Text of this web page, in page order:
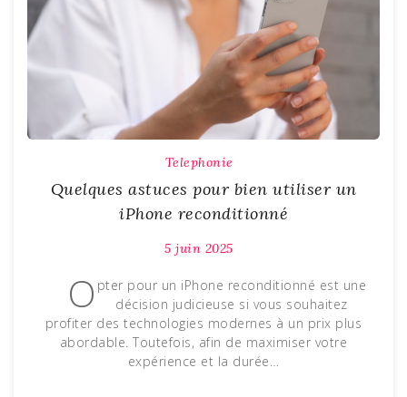
Telephonie
Quelques astuces pour bien utiliser un
iPhone reconditionné
5 juin 2025
O pter pour un iPhone reconditionné est une
décision judicieuse si vous souhaitez
profiter des technologies modernes à un prix plus
abordable. Toutefois, afin de maximiser votre
expérience et la durée…